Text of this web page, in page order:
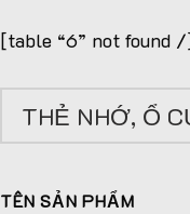
[table “6” not found
THẺ NHỚ, Ổ
TÊN SẢN PHẨM